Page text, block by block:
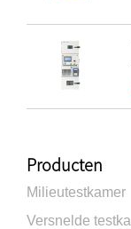
Producten
Milieutestkamer
Versnelde